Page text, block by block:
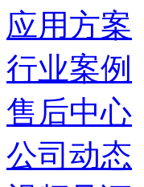
应用方案
行业案例
售后中心
公司动态